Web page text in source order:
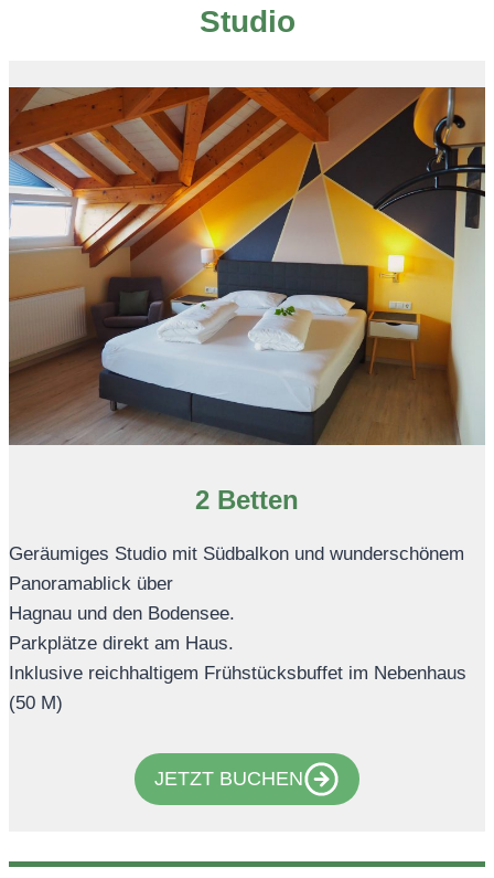
Studio
2 Betten
Geräumiges Studio mit Südbalkon und wunderschönem
Panoramablick über
Hagnau und den Bodensee.
Parkplätze direkt am Haus.
Inklusive reichhaltigem Frühstücksbuffet im Nebenhaus
(50 M)
JETZT BUCHEN